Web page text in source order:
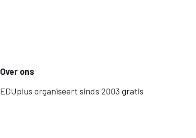
Over ons
EDUplus organiseert sinds 2003 gratis